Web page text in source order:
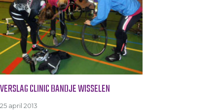
VERSLAG CLINIC BANDJE WISSELEN
25 april 2013